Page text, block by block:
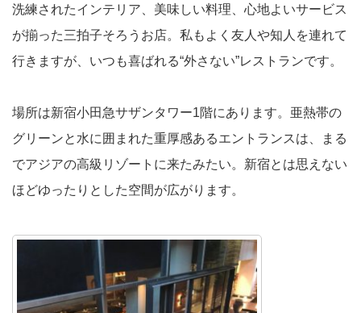
洗練されたインテリア、美味しい料理、心地よいサービス
が揃った三拍子そろうお店。私もよく友人や知人を連れて
行きますが、いつも喜ばれる“外さない”レストランです。
場所は新宿小田急サザンタワー1階にあります。亜熱帯の
グリーンと水に囲まれた重厚感あるエントランスは、まる
でアジアの高級リゾートに来たみたい。新宿とは思えない
ほどゆったりとした空間が広がります。